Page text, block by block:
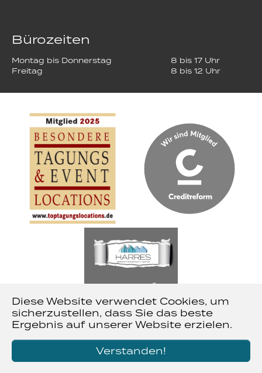
Diese Website verwendet Cookies, um
sicherzustellen, dass Sie das beste
Ergebnis auf unserer Website erzielen.
Verstanden!
Bürozeiten
Montag bis Donnerstag
8 bis 17 Uhr
Freitag
8 bis 12 Uhr
Copyright by Harres 2025